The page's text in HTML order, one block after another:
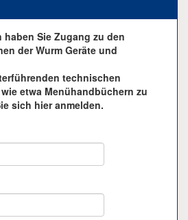
Sie Zugang zu den
der Wurm Geräte und
technischen
etwa Menühandbüchern zu
sich hier anmelden.